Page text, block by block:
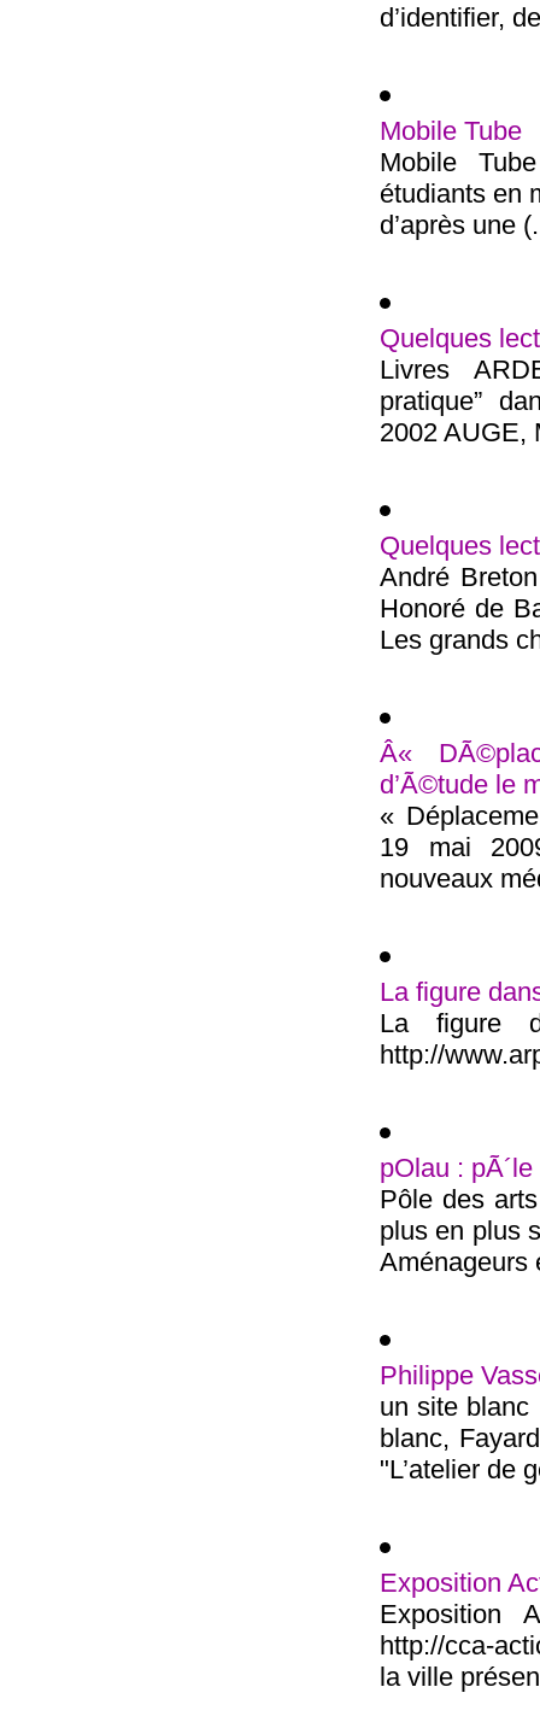
d’identifier,
Mobile Tube
Mobile
étudiants en
d’après une
Quelques
Livres
pratique”
2002 AUGE,
Quelques
André
Honoré de
Les grands
Â«
d’Ã©tude le
«
19 mai
nouveaux
La figure
La figure
http://
pOlau :
Pôle des
plus en plus
Aménageurs
Philippe
un site blanc
blanc,
"L’atelier de
Exposition
Exposition
http://cca-
la ville